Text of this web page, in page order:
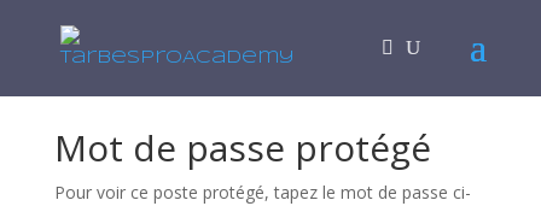
Mot de passe protégé
Pour voir ce poste protégé, tapez le mot de passe ci-